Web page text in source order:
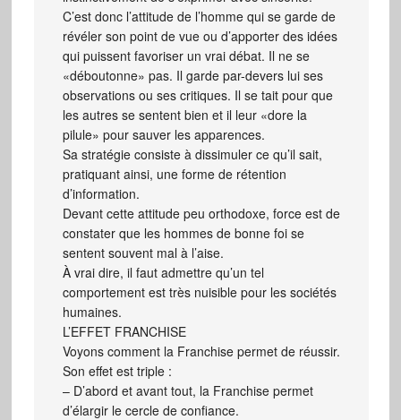
C’est donc l’attitude de l’homme qui se garde de
révéler son point de vue ou d’apporter des idées
qui puissent favoriser un vrai débat. Il ne se
«déboutonne» pas. Il garde par-devers lui ses
observations ou ses critiques. Il se tait pour que
les autres se sentent bien et il leur «dore la
pilule» pour sauver les apparences.
Sa stratégie consiste à dissimuler ce qu’il sait,
pratiquant ainsi, une forme de rétention
d’information.
Devant cette attitude peu orthodoxe, force est de
constater que les hommes de bonne foi se
sentent souvent mal à l’aise.
À vrai dire, il faut admettre qu’un tel
comportement est très nuisible pour les sociétés
humaines.
L’EFFET FRANCHISE
Voyons comment la Franchise permet de réussir.
Son effet est triple :
– D’abord et avant tout, la Franchise permet
d’élargir le cercle de confiance.